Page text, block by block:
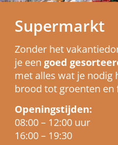
Supermarkt
Zonder het
je een goed
met alles wat je nodig
brood tot groenten en
Openingstijden:
08:00 – 12:00 uur
16:00 – 19:30